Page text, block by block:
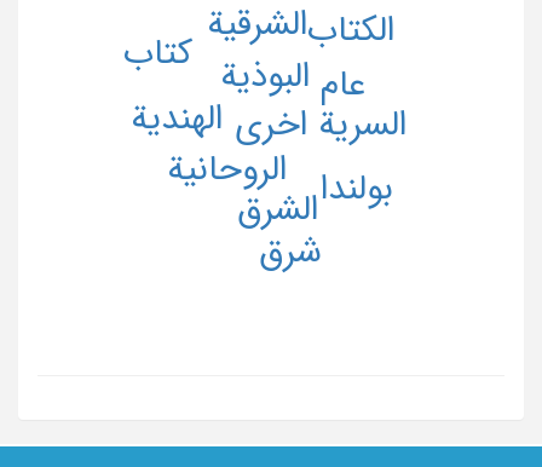
اخری
البوذیة
الروحانیة
السریة
الشرق
الشرقیة
الهندیة
الکتاب
بولندا
شرق
عام
کتاب